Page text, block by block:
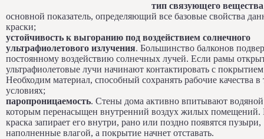
тип связующего вещества
основной показатель, определяющий все базовые свойства
краски;
устойчивость к выгоранию под воздействием солнечного
ультрафиолетового излучения. Большинство балконов
постоянному воздействию солнечных лучей. Если рамы
ультрафиолетовые лучи начинают контактировать с
Необходим материал, способный сохранять рабочие качества в
условиях;
паропроницаемость. Стены дома активно впитывают
которым перенасыщен внутренний воздух жилых помещений.
краска запирает его внутри, рано или поздно появятся пузыри,
наполненные влагой, а покрытие начнет отставать.